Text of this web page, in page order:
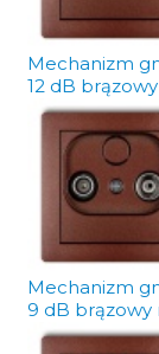
Mechanizm
12 dB
Mechanizm
9 dB brązowy